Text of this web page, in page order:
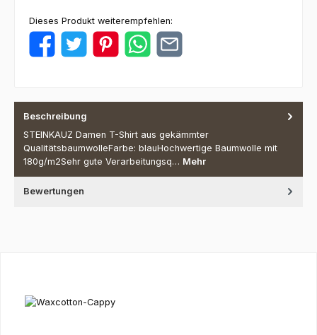
Dieses Produkt weiterempfehlen:
Beschreibung
STEINKAUZ Damen T-Shirt aus gekämmter
QualitätsbaumwolleFarbe: blauHochwertige Baumwolle mit
180g/m2Sehr gute Verarbeitungsq… Mehr
Bewertungen